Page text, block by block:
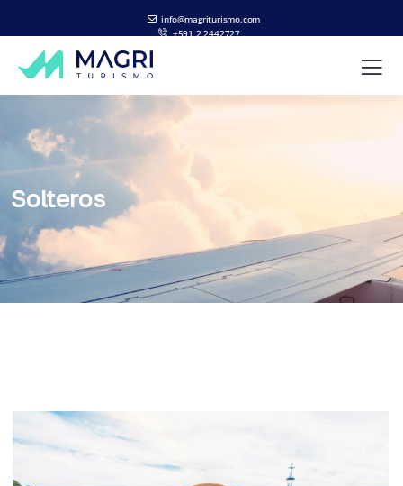
info@magriturismo.com
+591 2 2442727
Solteros